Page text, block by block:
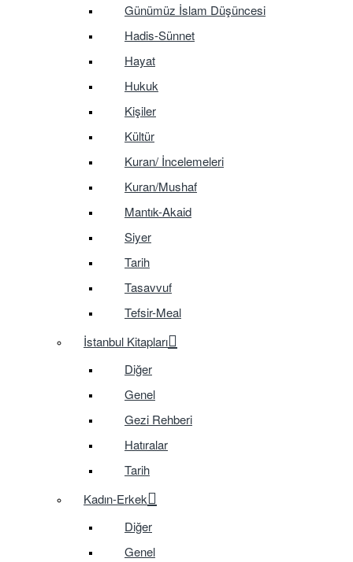
Günümüz İslam Düşüncesi
Hadis-Sünnet
Hayat
Hukuk
Kişiler
Kültür
Kuran/ İncelemeleri
Kuran/Mushaf
Mantık-Akaid
Siyer
Tarih
Tasavvuf
Tefsir-Meal
İstanbul Kitapları
Diğer
Genel
Gezi Rehberi
Hatıralar
Tarih
Kadın-Erkek
Diğer
Genel